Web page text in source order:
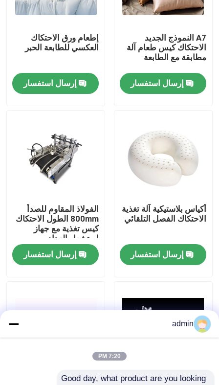
المنتجات
فيديوهات
جولة في المصنع
مراقبة الجودة
أخبار
اطلب اقتباس
A7 النموذج الجديد
الاحتكاك كيس طعام آلة
مطابقة مع الطابعة
إرسال استفسار
إطعام ورق الاحتكاك
العكسي للطابعة الحبر
إرسال استفسار
أكياس بلاستيكية آلة تغذية
الاحتكاك الفصل التلقائي
إرسال استفسار
الفولاذ المقاوم للصدأ
800mm الطول الاحتكاك
كيس تغذية مع جهاز
استشعار العداد
إرسال استفسار
عجلة عكسية TIJ آلة طابعة غذائية نصف
admin
7:20 PM
Good day, what product are you looking